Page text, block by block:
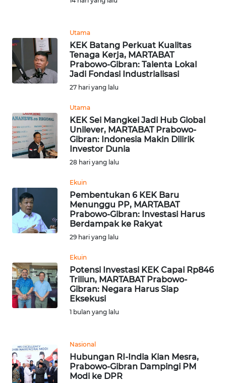
Utama
KEK Batang Perkuat Kualitas
Tenaga Kerja, MARTABAT
Prabowo-Gibran: Talenta Lokal
Jadi Fondasi Industrialisasi
27 hari yang lalu
Utama
KEK Sei Mangkei Jadi Hub Global
Unilever, MARTABAT Prabowo-
Gibran: Indonesia Makin Dilirik
Investor Dunia
28 hari yang lalu
Ekuin
Pembentukan 6 KEK Baru
Menunggu PP, MARTABAT
Prabowo-Gibran: Investasi Harus
Berdampak ke Rakyat
29 hari yang lalu
Ekuin
Potensi Investasi KEK Capai Rp846
Triliun, MARTABAT Prabowo-
Gibran: Negara Harus Siap
Eksekusi
1 bulan yang lalu
Nasional
Hubungan RI-India Kian Mesra,
Prabowo-Gibran Dampingi PM
Modi ke DPR
WN
PAPUA
BARAT
RIAU
WN
SERAMBI
JAMBI
WN
SULTRA
NTB
WN
SULTENG
WN
BABEL